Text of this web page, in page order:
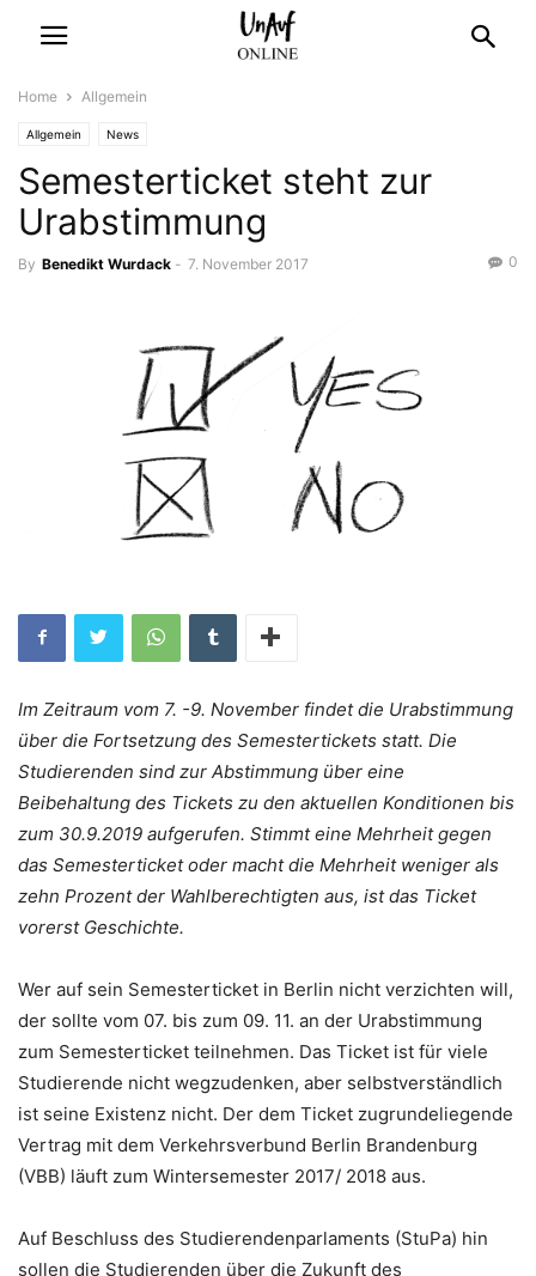
Home Allgemein
Allgemein News
Semesterticket steht zur
Urabstimmung
By Benedikt Wurdack - 7. November 2017 0
Im Zeitraum vom 7. -9. November findet die Urabstimmung
über die Fortsetzung des Semestertickets statt. Die
Studierenden sind zur Abstimmung über eine
Beibehaltung des Tickets zu den aktuellen Konditionen bis
zum 30.9.2019 aufgerufen. Stimmt eine Mehrheit gegen
das Semesterticket oder macht die Mehrheit weniger als
zehn Prozent der Wahlberechtigten aus, ist das Ticket
vorerst Geschichte.
Wer auf sein Semesterticket in Berlin nicht verzichten will,
der sollte vom 07. bis zum 09. 11. an der Urabstimmung
zum Semesterticket teilnehmen. Das Ticket ist für viele
Studierende nicht wegzudenken, aber selbstverständlich
ist seine Existenz nicht. Der dem Ticket zugrundeliegende
Vertrag mit dem Verkehrsverbund Berlin Brandenburg
(VBB) läuft zum Wintersemester 2017/ 2018 aus.
Auf Beschluss des Studierendenparlaments (StuPa) hin
sollen die Studierenden über die Zukunft des